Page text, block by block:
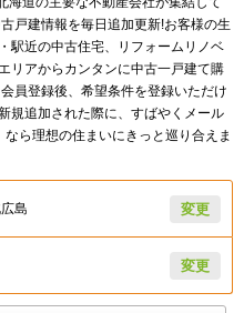
戸建情報を毎日追加更新!お客様の生
駅近の中古住宅、リフォームリノベ
リアからカンタンに中古一戸建て購
員登録後、希望条件を登録いただけ
規追加された際に、すばやくメール
ら理想の住まいにきっと巡り合えま
島 変更
変更